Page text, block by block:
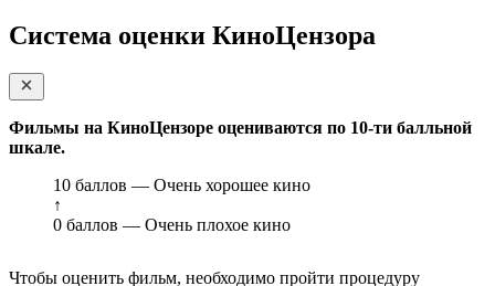
Система оценки КиноЦензора
Фильмы на КиноЦензоре оцениваются по 10-ти балльной
шкале.
10 баллов — Очень хорошее кино
↑
0 баллов — Очень плохое кино
Чтобы оценить фильм, необходимо пройти процедуру